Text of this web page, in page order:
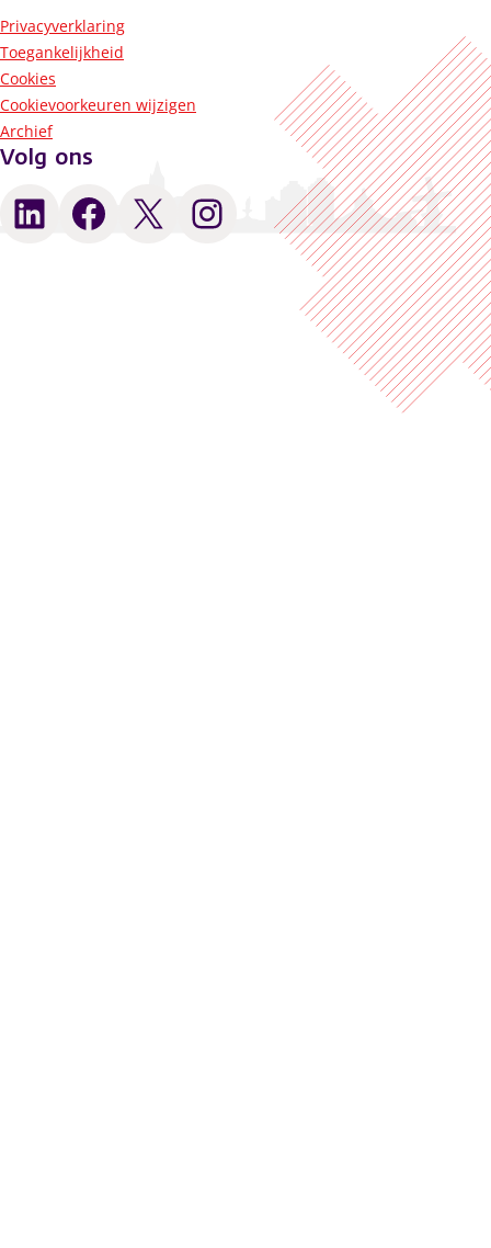
Privacyverklaring
Toegankelijkheid
Cookies
Cookievoorkeuren wijzigen
Archief
Volg ons
LinkedIn Facebook X Instagram